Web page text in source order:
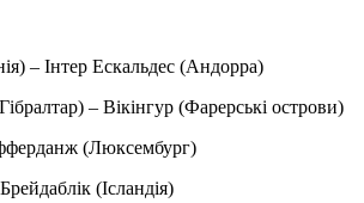
– Інтер Ескальдес (Андорра)
– Вікінгур (Фарерські острови)
(Люксембург)
(Ісландія)